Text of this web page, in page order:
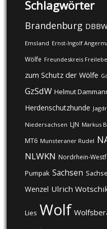
Schlagwörter
Brandenburg
Emsland Ernst-Ingolf
Wölfe Freundeskreis
zum Schutz der Wölfe
GzSdW Helmut
Herdenschutzhunde
Niedersachsen LJN Markus
MT6 Munsteraner Rudel
NLWKN Nordrhein-
Pumpak Sachsen
Wenzel Ulrich
Lies Wolf